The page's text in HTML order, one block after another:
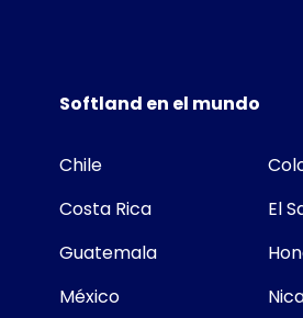
Softland en el mundo
Chile
Costa Rica
El
Guatemala
México